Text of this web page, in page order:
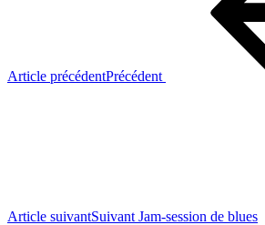
Article précédentPrécédent
Article suivantSuivant Jam-session de blues